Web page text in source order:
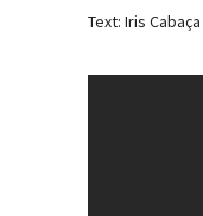
Text: Iris Cabaça